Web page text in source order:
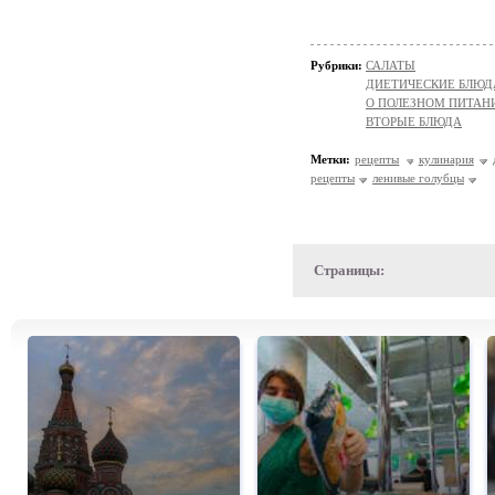
Рубрики: САЛАТЫ
ДИЕТИЧЕСКИЕ
О ПОЛЕЗНОМ
ВТОРЫЕ БЛЮДА
Метки: рецепты кулинария
рецепты
ленивые голубцы
Страницы: